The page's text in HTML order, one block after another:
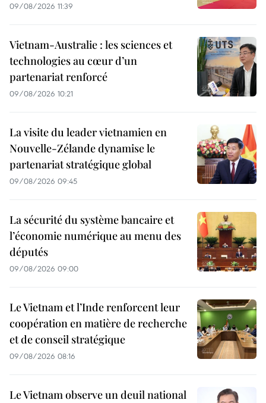
09/08/2026 11:39
Vietnam-Australie : les sciences et
technologies au cœur d’un
partenariat renforcé
09/08/2026 10:21
La visite du leader vietnamien en
Nouvelle-Zélande dynamise le
partenariat stratégique global
09/08/2026 09:45
La sécurité du système bancaire et
l’économie numérique au menu des
députés
09/08/2026 09:00
Le Vietnam et l’Inde renforcent leur
coopération en matière de recherche
et de conseil stratégique
09/08/2026 08:16
Le Vietnam observe un deuil national